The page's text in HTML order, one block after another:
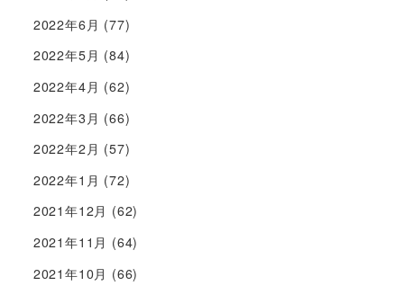
2022年6月 (77)
2022年5月 (84)
2022年4月 (62)
2022年3月 (66)
2022年2月 (57)
2022年1月 (72)
2021年12月 (62)
2021年11月 (64)
2021年10月 (66)